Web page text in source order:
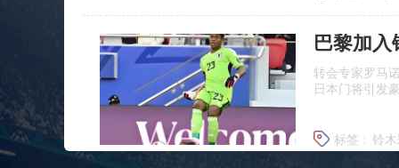
J联赛提携
巴黎加入
转会专家罗马
日本门将引发
标签 : 铃